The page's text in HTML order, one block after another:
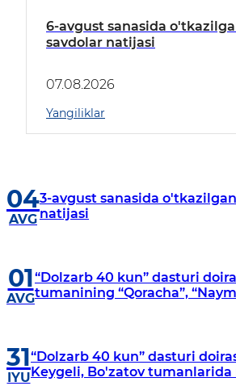
6-avgust sanasida
savdolar natijasi
07.08.2026
Yangiliklar
04
AVG
3-avgust sanasida
natijasi
01
AVG
“Dolzarb 40 kun” dasturi
tumanining “Qoracha”,
31
IYU
“Dolzarb 40 kun” dasturi
Keygeli, Bo'zatov